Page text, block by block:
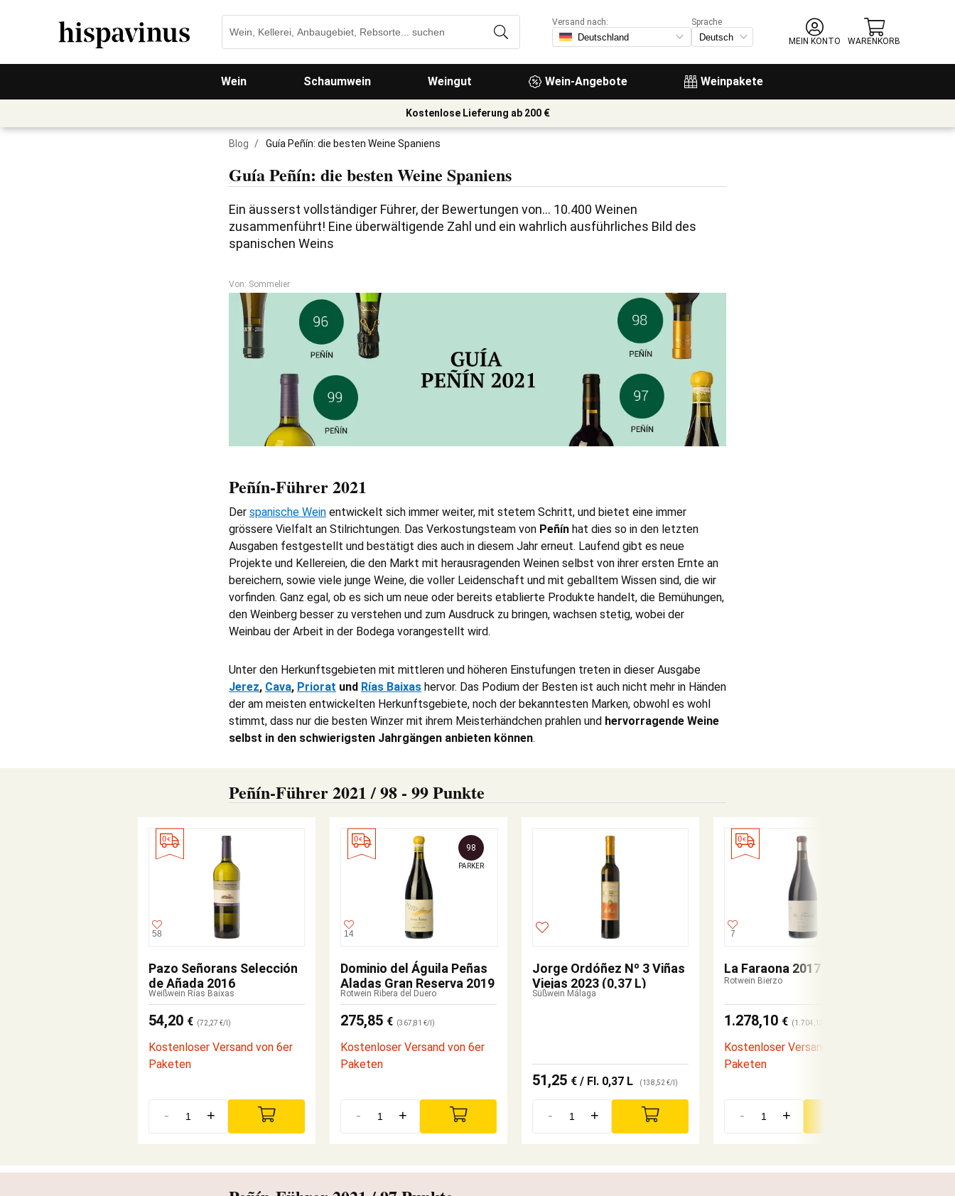
Wein Schaumwein Weingut Wein-Angebote Weinpakete
Versand nach:
Sprache
MEIN KONTO
WARENKORB
Kostenlose Lieferung ab 200 €
Blog / Guía Peñín: die besten Weine Spaniens
Guía Peñín: die besten Weine Spaniens
Ein äusserst vollständiger Führer, der Bewertungen von... 10.400 Weinen
zusammenführt! Eine überwältigende Zahl und ein wahrlich ausführliches Bild des
spanischen Weins
Von: Sommelier
Peñín-Führer 2021
Der spanische Wein entwickelt sich immer weiter, mit stetem Schritt, und bietet eine immer
grössere Vielfalt an Stilrichtungen. Das Verkostungsteam von Peñín hat dies so in den letzten
Ausgaben festgestellt und bestätigt dies auch in diesem Jahr erneut. Laufend gibt es neue
Projekte und Kellereien, die den Markt mit herausragenden Weinen selbst von ihrer ersten Ernte an
bereichern, sowie viele junge Weine, die voller Leidenschaft und mit geballtem Wissen sind, die wir
vorfinden. Ganz egal, ob es sich um neue oder bereits etablierte Produkte handelt, die Bemühungen,
den Weinberg besser zu verstehen und zum Ausdruck zu bringen, wachsen stetig, wobei der
Weinbau der Arbeit in der Bodega vorangestellt wird.
Unter den Herkunftsgebieten mit mittleren und höheren Einstufungen treten in dieser Ausgabe
Jerez, Cava, Priorat und Rías Baixas hervor. Das Podium der Besten ist auch nicht mehr in Händen
der am meisten entwickelten Herkunftsgebiete, noch der bekanntesten Marken, obwohl es wohl
stimmt, dass nur die besten Winzer mit ihrem Meisterhändchen prahlen und hervorragende Weine
selbst in den schwierigsten Jahrgängen anbieten können.
Peñín-Führer 2021 / 98 - 99 Punkte
58
Pazo Señorans Selección
de Añada 2016
Weißwein Rías Baixas
54,20 € (72,27 €/l)
Kostenloser Versand von 6er
Paketen
- +
14
98
PARKER
Dominio del Águila Peñas
Aladas Gran Reserva 2019
Rotwein Ribera del Duero
275,85 € (367,81 €/l)
Kostenloser Versand von 6er
Paketen
- +
Jorge Ordóñez Nº 3 Viñas
Viejas 2023 (0,37 L)
Süßwein Málaga
51,25 € / Fl. 0,37 L (138,52 €/l)
- +
7
La Faraona 2017
Rotwein Bierzo
1.278,10 € (1.704,13 €/l)
Kostenloser Versand von 6er
Paketen
- +